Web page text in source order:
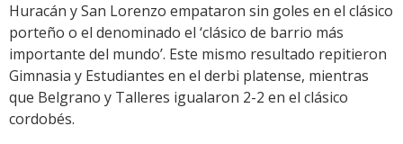
Huracán y San Lorenzo empataron sin goles en el clásico
porteño o el denominado el ‘clásico de barrio más
importante del mundo’. Este mismo resultado repitieron
Gimnasia y Estudiantes en el derbi platense, mientras
que Belgrano y Talleres igualaron 2-2 en el clásico
cordobés.